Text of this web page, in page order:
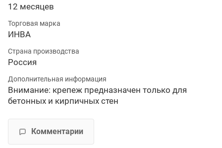
12 месяцев
Торговая марка
ИНВА
Страна производства
Россия
Дополнительная информация
Внимание: крепеж предназначен только для
бетонных и кирпичных стен
Комментарии